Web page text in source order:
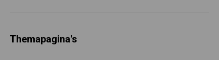
Themapagina's